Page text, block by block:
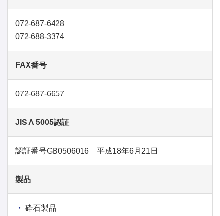
072-687-6428
072-688-3374
FAX番号
072-687-6657
JIS A 5005認証
認証番号GB0506016 平成18年6月21日
製品
砕石製品